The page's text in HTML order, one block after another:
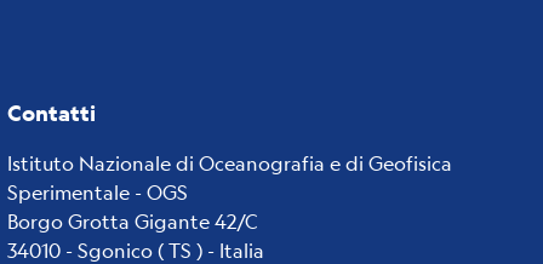
Contatti
Istituto Nazionale di Oceanografia e di Geofisica
Sperimentale - OGS
Borgo Grotta Gigante 42/C
34010 - Sgonico ( TS ) - Italia